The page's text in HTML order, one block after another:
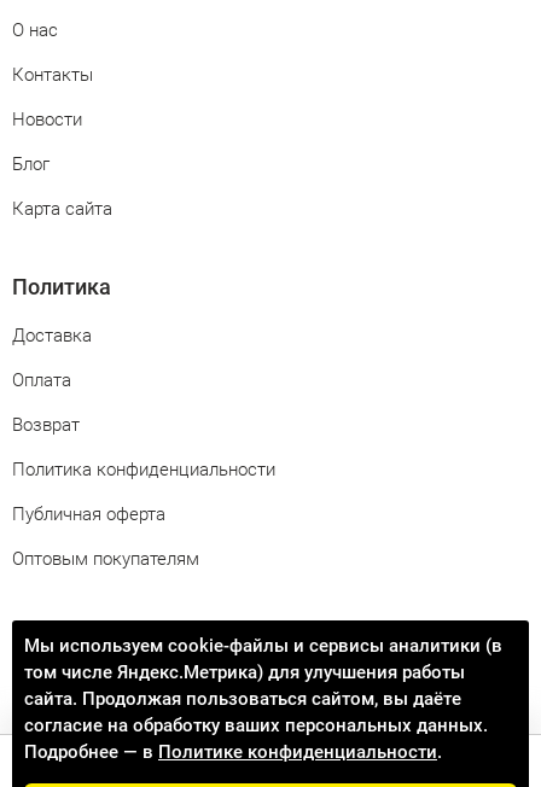
Мы используем cookie-файлы и сервисы аналитики (в
том числе Яндекс.Метрика) для улучшения работы
сайта. Продолжая пользоваться сайтом, вы даёте
согласие на обработку ваших персональных данных.
Подробнее — в Политике конфиденциальности.
О нас
Контакты
Новости
Блог
Карта сайта
Политика
Доставка
Оплата
Возврат
Политика конфиденциальности
Публичная оферта
Оптовым покупателям
Свяжитесь с нами
info@procontact74.ru